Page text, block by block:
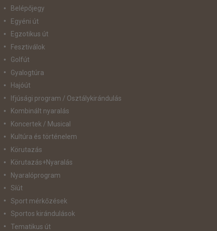
Belépőjegy
Egyéni út
Egzotikus út
Fesztiválok
Golfút
Gyalogtúra
Hajóút
Ifjúsági program / Osztálykirándulás
Kombinált nyaralás
Koncertek / Musical
Kultúra és történelem
Körutazás
Körutazás+Nyaralás
Nyaralóprogram
Síút
Sport mérkőzések
Sportos kirándulások
Tematikus út